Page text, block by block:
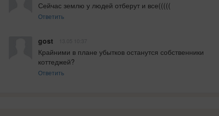
Сейчас землю у людей отберут и все(((((
Ответить
gost
Крайними в плане убытков останутся собственники
коттеджей?
Ответить